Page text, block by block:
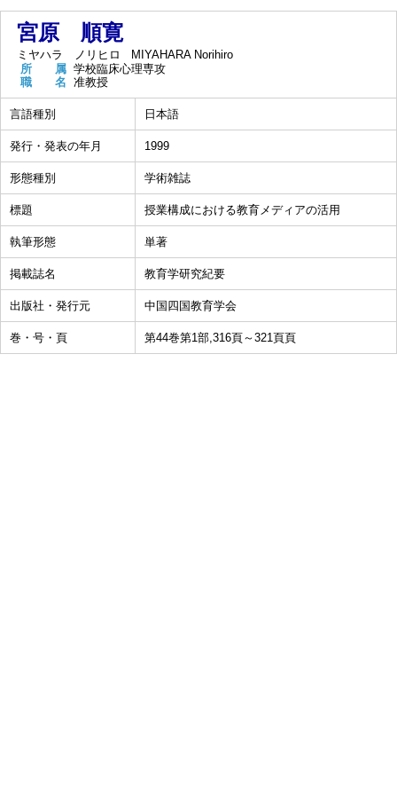
宮原 順寛
ミヤハラ ノリヒロ
MIYAHARA Norihiro
所 属 学校臨床心理専攻
職 名 准教授
言語種別 日本語
発行・発表の年月 1999
形態種別 学術雑誌
標題 授業構成における教育メディアの活用
執筆形態 単著
掲載誌名 教育学研究紀要
出版社・発行元 中国四国教育学会
巻・号・頁 第44巻第1部,316頁～321頁頁